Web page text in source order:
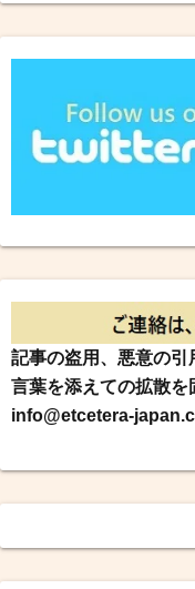
記事の盗用、悪意の
言葉を添えての拡散を
info@etcetera-